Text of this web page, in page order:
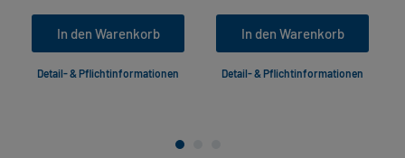
In den Warenkorb
Detail- & Pflichtinformationen
In den Warenkorb
Detail- & Pflichtinformationen